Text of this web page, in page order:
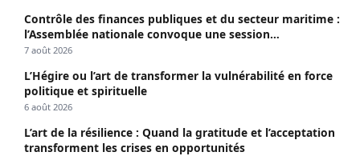
Contrôle des finances publiques et du secteur maritime :
l’Assemblée nationale convoque une session
extraordinaire
7 août 2026
L’Hégire ou l’art de transformer la vulnérabilité en force
politique et spirituelle
6 août 2026
L’art de la résilience : Quand la gratitude et l’acceptation
transforment les crises en opportunités